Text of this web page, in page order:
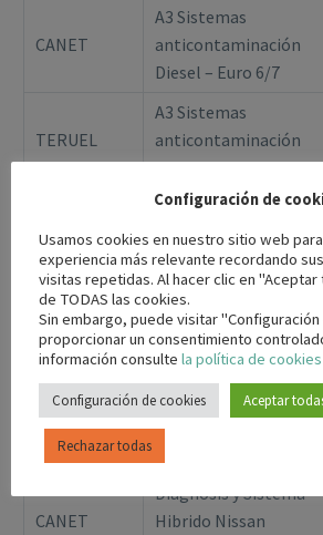
CANET
A3 Sistemas
anticontaminación
Diesel – Euro 6/7
TERUEL
A3 Sistemas
anticontaminación
Diesel – Euro 6/7
ALCAÑIZ
A3 Sistemas
anticontaminación
Diesel – Euro 6/7
UTEBO
A3 Sistemas
anticontaminación
Diesel – Euro 6/7
BENICARLÓ
Diagnosis y Sistema
Hibrido Nissan
CANET
Diagnosis y Sistema
Hibrido Nissan
Configuración de
Usamos cookies en nuestro sitio web
experiencia más relevante recordando
visitas repetidas. Al hacer clic en
de TODAS las cookies.
Sin embargo, puede visitar
proporcionar un consentimiento
información consulte la política de cookies
Configuración de cookies Aceptar
Rechazar todas